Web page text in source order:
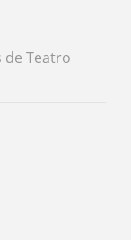
de Teatro